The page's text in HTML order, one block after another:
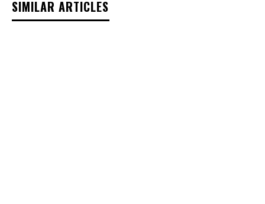
SIMILAR ARTICLES